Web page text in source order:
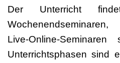
Der Unterricht
Live-Online-
Unterrichtsphasen sind